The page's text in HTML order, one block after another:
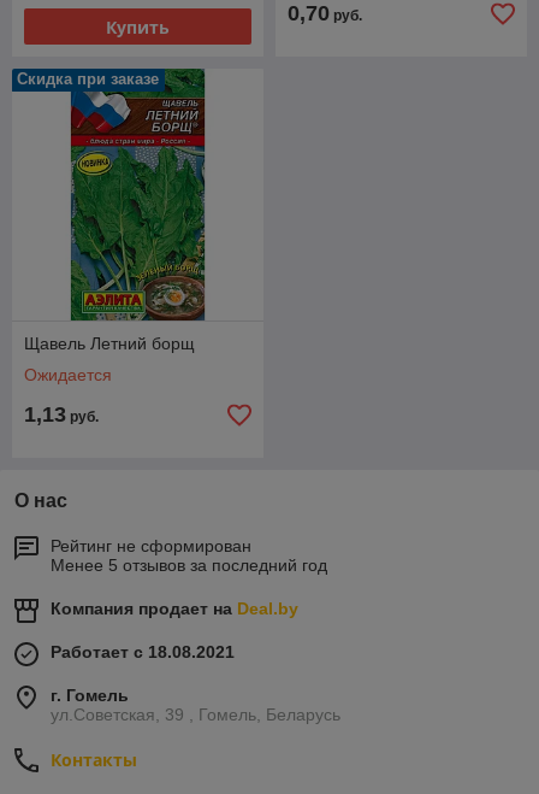
Купить
0,70 руб.
Скидка при заказе
Щавель Летний борщ
Ожидается
1,13 руб.
О нас
Рейтинг не сформирован
Менее 5 отзывов за последний год
Компания продает на Deal.by
Работает с 18.08.2021
г. Гомель
ул.Советская, 39 , Гомель, Беларусь
Контакты